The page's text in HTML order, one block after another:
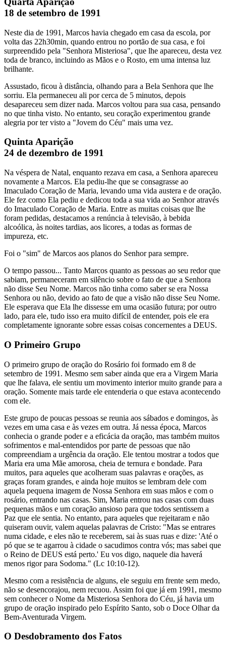
18 de setembro de 1991
Neste dia de 1991, Marcos havia chegado em casa da escola, por
volta das 22h30min, quando entrou no portão de sua casa, e foi
surpreendido pela "Senhora Misteriosa", que lhe apareceu, desta vez
toda de branco, incluindo as Mãos e o Rosto, em uma intensa luz
brilhante.
Assustado, ficou à distância, olhando para a Bela Senhora que lhe
sorriu. Ela permaneceu ali por cerca de 5 minutos, depois
desapareceu sem dizer nada. Marcos voltou para sua casa, pensando
no que tinha visto. No entanto, seu coração experimentou grande
alegria por ter visto a "Jovem do Céu" mais uma vez.
Quinta Aparição
24 de dezembro de 1991
Na véspera de Natal, enquanto rezava em casa, a Senhora apareceu
novamente a Marcos. Ela pediu-lhe que se consagrasse ao
Imaculado Coração de Maria, levando uma vida austera e de oração.
Ele fez como Ela pediu e dedicou toda a sua vida ao Senhor através
do Imaculado Coração de Maria. Entre as muitas coisas que lhe
foram pedidas, destacamos a renúncia à televisão, à bebida
alcoólica, às noites tardias, aos licores, a todas as formas de
impureza, etc.
Foi o "sim" de Marcos aos planos do Senhor para sempre.
O tempo passou... Tanto Marcos quanto as pessoas ao seu redor que
sabiam, permaneceram em silêncio sobre o fato de que a Senhora
não disse Seu Nome. Marcos não tinha como saber se era Nossa
Senhora ou não, devido ao fato de que a visão não disse Seu Nome.
Ele esperava que Ela lhe dissesse em uma ocasião futura; por outro
lado, para ele, tudo isso era muito difícil de entender, pois ele era
completamente ignorante sobre essas coisas concernentes a DEUS.
O Primeiro Grupo
O primeiro grupo de oração do Rosário foi formado em 8 de
setembro de 1991. Mesmo sem saber ainda que era a Virgem Maria
que lhe falava, ele sentiu um movimento interior muito grande para a
oração. Somente mais tarde ele entenderia o que estava acontecendo
com ele.
Este grupo de poucas pessoas se reunia aos sábados e domingos, às
vezes em uma casa e às vezes em outra. Já nessa época, Marcos
conhecia o grande poder e a eficácia da oração, mas também muitos
sofrimentos e mal-entendidos por parte de pessoas que não
compreendiam a urgência da oração. Ele tentou mostrar a todos que
Maria era uma Mãe amorosa, cheia de ternura e bondade. Para
muitos, para aqueles que acolheram suas palavras e orações, as
graças foram grandes, e ainda hoje muitos se lembram dele com
aquela pequena imagem de Nossa Senhora em suas mãos e com o
rosário, entrando nas casas. Sim, Maria entrou nas casas com duas
pequenas mãos e um coração ansioso para que todos sentissem a
Paz que ele sentia. No entanto, para aqueles que rejeitaram e não
quiseram ouvir, valem aquelas palavras de Cristo: "Mas se entrares
numa cidade, e eles não te receberem, sai às suas ruas e dize: 'Até o
pó que se te agarrou à cidade o sacudimos contra vós; mas sabei que
o Reino de DEUS está perto.' Eu vos digo, naquele dia haverá
menos rigor para Sodoma." (Lc 10:10-12).
Mesmo com a resistência de alguns, ele seguiu em frente sem medo,
não se desencorajou, nem recuou. Assim foi que já em 1991, mesmo
sem conhecer o Nome da Misteriosa Senhora do Céu, já havia um
grupo de oração inspirado pelo Espírito Santo, sob o Doce Olhar da
Bem-Aventurada Virgem.
O Desdobramento dos Fatos